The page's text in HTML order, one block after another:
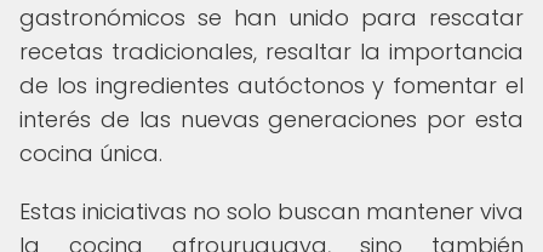
gastronómicos se han unido para rescatar
recetas tradicionales, resaltar la importancia
de los ingredientes autóctonos y fomentar el
interés de las nuevas generaciones por esta
cocina única.
Estas iniciativas no solo buscan mantener viva
la cocina afrouruguaya, sino también